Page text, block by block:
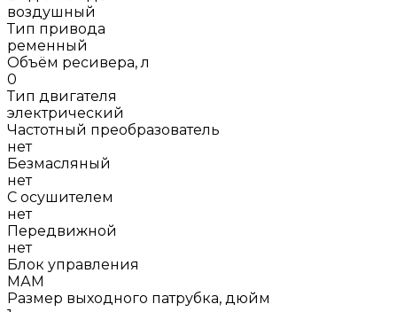
воздушный
Тип привода
ременный
Объём ресивера, л
0
Тип двигателя
электрический
Частотный преобразователь
нет
Безмасляный
нет
С осушителем
нет
Передвижной
нет
Блок управления
МАМ
Размер выходного патрубка, дюйм